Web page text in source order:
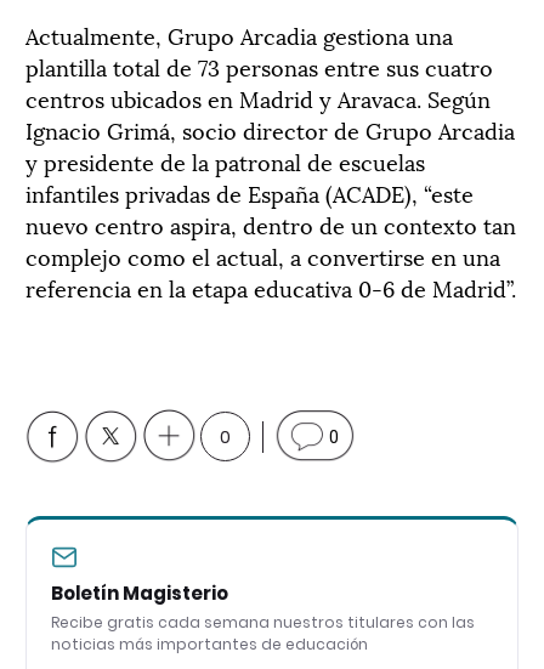
Actualmente, Grupo Arcadia gestiona una
plantilla total de 73 personas entre sus cuatro
centros ubicados en Madrid y Aravaca. Según
Ignacio Grimá, socio director de Grupo Arcadia
y presidente de la patronal de escuelas
infantiles privadas de España (ACADE), “este
nuevo centro aspira, dentro de un contexto tan
complejo como el actual, a convertirse en una
referencia en la etapa educativa 0-6 de Madrid”.
0 0
Boletín Magisterio
Recibe gratis cada semana nuestros titulares con las
noticias más importantes de educación